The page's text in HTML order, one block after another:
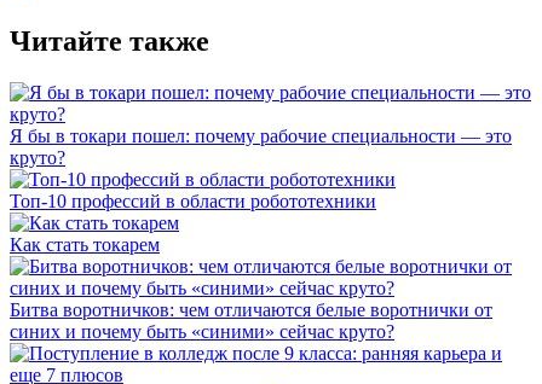
Читайте также
Я бы в токари пошел: почему рабочие специальности — это
круто?
Топ-10 профессий в области робототехники
Как стать токарем
Битва воротничков: чем отличаются белые воротнички от
синих и почему быть «синими» сейчас круто?